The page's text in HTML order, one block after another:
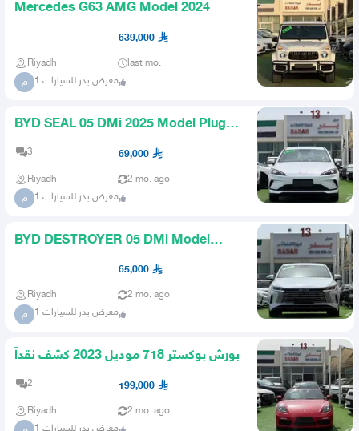
Mercedes G63 AMG Model 2024
639,000
Riyadh last mo.
م معرض بدر للسيارات 1
BYD SEAL 05 DMi 2025 Model Plugin
Hybrid Car
3 69,000
Riyadh 2 mo. ago
م معرض بدر للسيارات 1
BYD DESTROYER 05 DMi Model
65,000
Riyadh 2 mo. ago
م معرض بدر للسيارات 1
بورش بوكستر 718 موديل 2023 كشف نقداً
2 199,000
Riyadh 2 mo. ago
معرض بدر للسيارات 1